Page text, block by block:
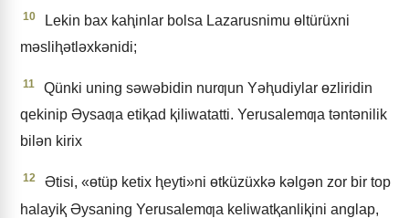
10
Lekin bax kaⱨinlar bolsa Lazarusnimu ɵltürüxni
mǝsliⱨǝtlǝxkǝnidi;
11
Qünki uning sǝwǝbidin nurƣun Yǝⱨudiylar ɵzliridin
qekinip Əysaƣa etiⱪad ⱪiliwatatti. Yerusalemƣa tǝntǝnilik
bilǝn kirix
12
Ətisi, «ɵtüp ketix ⱨeyti»ni ɵtküzüxkǝ kǝlgǝn zor bir top
halayiⱪ Əysaning Yerusalemƣa keliwatⱪanliⱪini anglap,